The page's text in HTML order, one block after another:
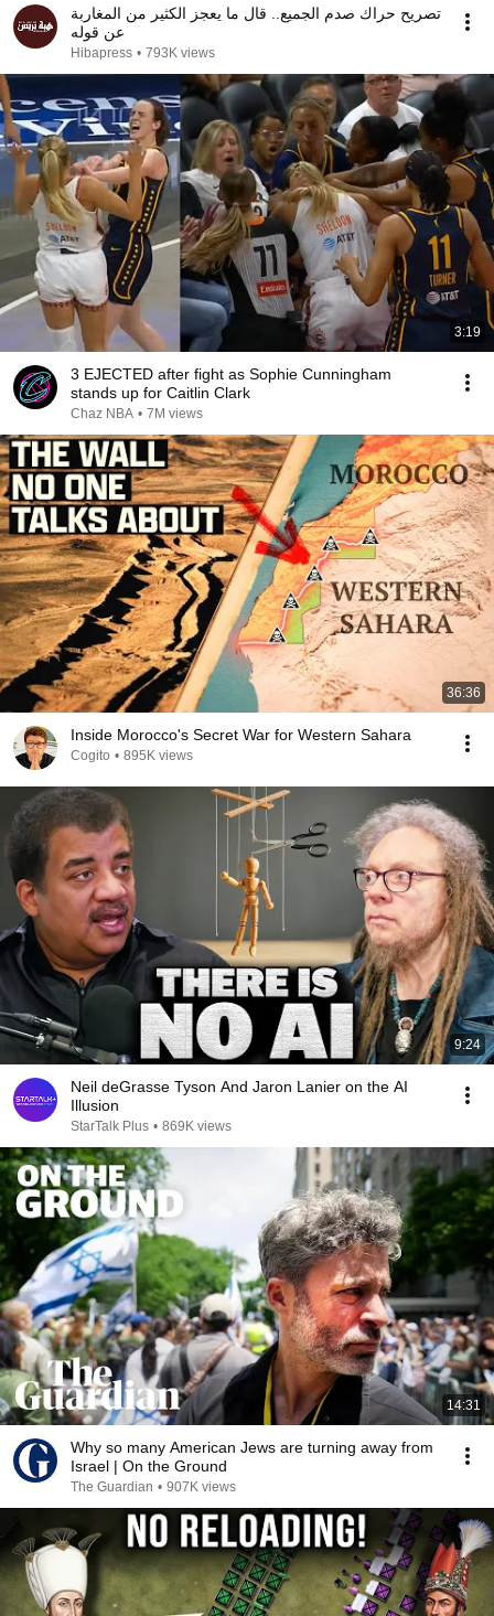
تصريح حراك صدم الجميع.. قال ما يعجز الكثير من المغاربة
عن قوله
Hibapress • 793K views
3:19
3 EJECTED after fight as Sophie Cunningham
stands up for Caitlin Clark
Chaz NBA • 7M views
36:36
Inside Morocco's Secret War for Western Sahara
Cogito • 895K views
9:24
Neil deGrasse Tyson And Jaron Lanier on the AI
Illusion
StarTalk Plus • 869K views
14:31
Why so many American Jews are turning away from
Israel | On the Ground
The Guardian • 907K views